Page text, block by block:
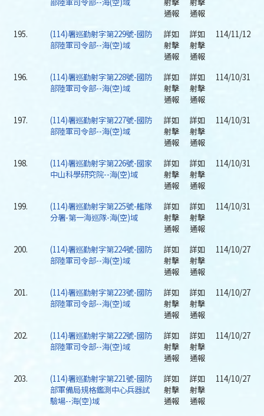
通報
通報
195.
(114)署巡勤射字第229號-國防
部陸軍司令部--海(空)域
詳如
射擊
通報
詳如
射擊
通報
114/11/12
196.
(114)署巡勤射字第228號-國防
部陸軍司令部--海(空)域
詳如
射擊
通報
詳如
射擊
通報
114/10/31
197.
(114)署巡勤射字第227號-國防
部陸軍司令部--海(空)域
詳如
射擊
通報
詳如
射擊
通報
114/10/31
198.
(114)署巡勤射字第226號-國家
中山科學研究院--海(空)域
詳如
射擊
通報
詳如
射擊
通報
114/10/31
199.
(114)署巡勤射字第225號-艦隊
分署-第一海巡隊-海(空)域
詳如
射擊
通報
詳如
射擊
通報
114/10/31
200.
(114)署巡勤射字第224號-國防
部陸軍司令部--海(空)域
詳如
射擊
通報
詳如
射擊
通報
114/10/27
201.
(114)署巡勤射字第223號-國防
部陸軍司令部--海(空)域
詳如
射擊
通報
詳如
射擊
通報
114/10/27
202.
(114)署巡勤射字第222號-國防
部陸軍司令部--海(空)域
詳如
射擊
通報
詳如
射擊
通報
114/10/27
203.
(114)署巡勤射字第221號-國防
部軍備局規格鑑測中心兵器試
驗場--海(空)域
詳如
射擊
通報
詳如
射擊
通報
114/10/27